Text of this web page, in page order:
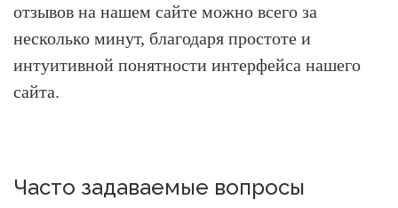
отзывов на нашем сайте можно всего за
несколько минут, благодаря простоте и
интуитивной понятности интерфейса нашего
сайта.
Часто задаваемые вопросы